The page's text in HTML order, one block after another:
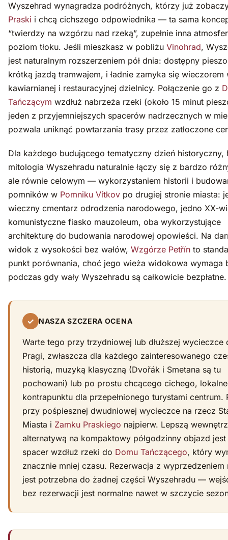
Wyszehrad wynagradza podróżnych, którzy już
Praski i chcą cichszego odpowiednika — ta sama
“twierdzy na wzgórzu nad rzeką”, zupełnie inna
poziom tłoku. Jeśli mieszkasz w pobliżu Vinohrad,
jest naturalnym rozszerzeniem pół dnia: dostępny
krótką jazdą tramwajem, i ładnie zamyka się wieczorem
kawiarnianej i restauracyjnej dzielnicy. Połączenie go z
Tańczącym wzdłuż nabrzeża rzeki (około 15 minut
jeden z przyjemniejszych spacerów nadrzecznych w
pozwala uniknąć powtarzania trasy przez zatłoczone
Dla każdego budującego tematyczny dzień historyczny,
mitologia Wyszehradu naturalnie łączy się z bardzo
ale równie celowym — wykorzystaniem historii i
pomników w Pomniku Vítkov po drugiej stronie miasta:
wieczny cmentarz odrodzenia narodowego, jedno XX-
komunistyczne fiasko mauzoleum, oba wykorzystujące
architekturę do budowania narodowej opowieści. Na
widok z wysokości bez wałów, Wzgórze Petřín to
punkt porównania, choć jego wieża widokowa wymaga
podczas gdy wały Wyszehradu są całkowicie bezpłatne.
✓ NASZA SZCZERA OCENA
Warte tego przy trzydniowej lub dłuższej wycieczce
Pragi, zwłaszcza dla każdego zainteresowanego
historią, muzyką klasyczną (Dvořák i Smetana są tu
pochowani) lub po prostu chcącego cichego,
kontrapunktu dla przepełnionego turystami centrum.
przy pośpiesznej dwudniowej wycieczce na rzecz
Miasta i Zamku Praskiego najpierw. Lepszą
alternatywą na kompaktowy półgodzinny objazd jest
spacer wzdłuż rzeki do Domu Tańczącego, który
znacznie mniej czasu. Rezerwacja z wyprzedzeniem
jest potrzebna do żadnej części Wyszehradu —
bez rezerwacji jest normalne nawet w szczycie